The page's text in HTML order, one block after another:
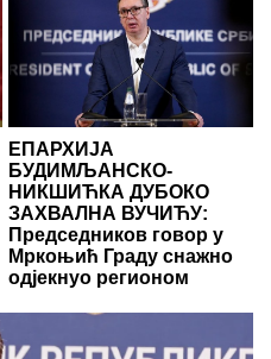
ЕПАРХИЈА
БУДИМЉАНСКО-
НИКШИЋКА ДУБОКО
ЗАХВАЛНА ВУЧИЋУ:
Председников говор у
Мркоњић Граду снажно
одјекнуо регионом